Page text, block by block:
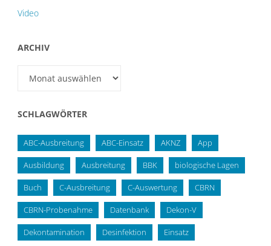
Video
ARCHIV
SCHLAGWÖRTER
ABC-Ausbreitung ABC-Einsatz AKNZ App
Ausbildung Ausbreitung BBK biologische Lagen
Buch C-Ausbreitung C-Auswertung CBRN
CBRN-Probenahme Datenbank Dekon-V
Dekontamination Desinfektion Einsatz